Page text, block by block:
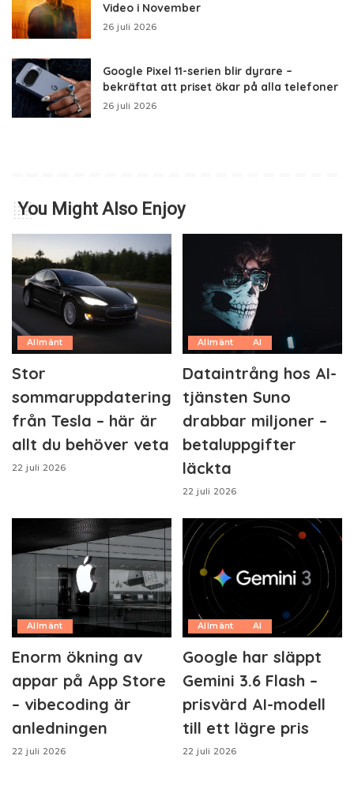
Video i November
26 juli 2026
Google Pixel 11-serien blir dyrare –
bekräftat att priset ökar på alla telefoner
26 juli 2026
You Might Also Enjoy
Allmänt
Stor
sommaruppdatering
från Tesla – här är
allt du behöver veta
22 juli 2026
Allmänt AI
Dataintrång hos AI-
tjänsten Suno
drabbar miljoner –
betaluppgifter
läckta
22 juli 2026
Allmänt
Enorm ökning av
appar på App Store
– vibecoding är
anledningen
22 juli 2026
Allmänt AI
Google har släppt
Gemini 3.6 Flash –
prisvärd AI-modell
till ett lägre pris
22 juli 2026